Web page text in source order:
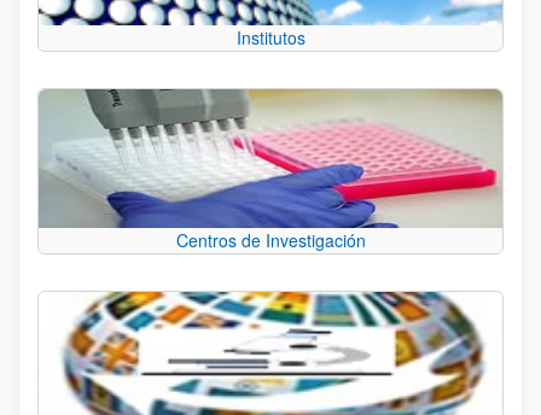
Institutos
Centros de Investigación